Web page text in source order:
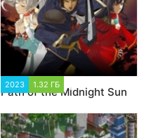
2023 1.32 ГБ
Path of the Midnight Sun